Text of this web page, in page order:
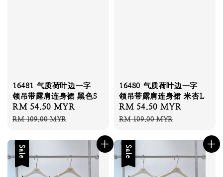
16481 气质荷叶边一字
领吊带露肩连身裙 黑色S
Sale
price
RM 54.50 MYR
RM 109.00 MYR
16480 气质荷叶边一字
领吊带露肩连身裙 米杏L
Sale
price
RM 54.50 MYR
RM 109.00 MYR
Sale Sale